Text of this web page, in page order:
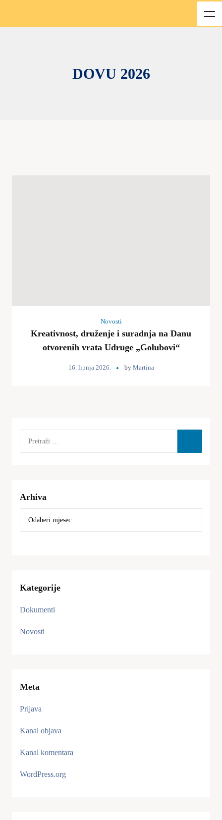
DOVU 2026
Novosti
Kreativnost, druženje i suradnja na Danu
otvorenih vrata Udruge „Golubovi“
16. lipnja 2026. by Martina
Arhiva
Kategorije
Dokumenti
Novosti
Meta
Prijava
Kanal objava
Kanal komentara
WordPress.org